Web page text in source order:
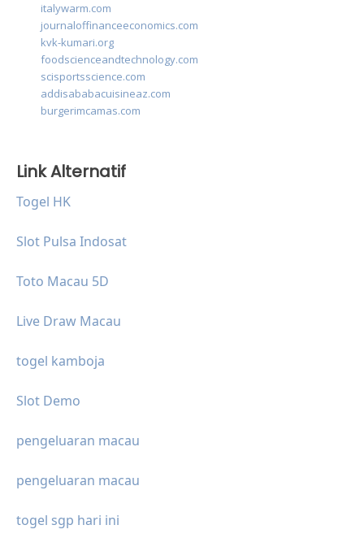
italywarm.com
journaloffinanceeconomics.com
kvk-kumari.org
foodscienceandtechnology.com
scisportsscience.com
addisababacuisineaz.com
burgerimcamas.com
Link Alternatif
Togel HK
Slot Pulsa Indosat
Toto Macau 5D
Live Draw Macau
togel kamboja
Slot Demo
pengeluaran macau
pengeluaran macau
togel sgp hari ini